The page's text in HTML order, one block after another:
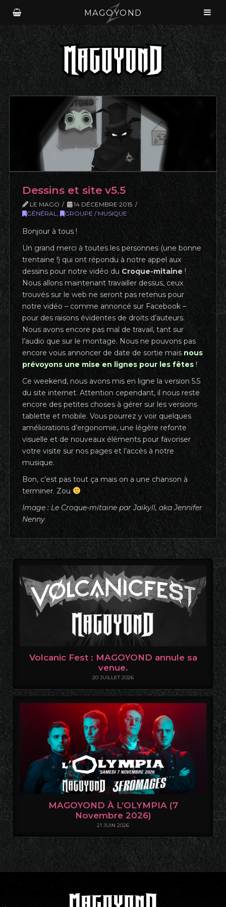
MAGOYOND
Dessins et site v5.5
LE MAGO
14 DÉCEMBRE 2015
GÉNÉRAL
GROUPE / MUSIQUE
Bonjour à tous !
Un grand merci à toutes les personnes (une bonne
trentaine !) qui ont répondu à notre appel aux
dessins pour notre vidéo du Croque-mitaine!
Nous allons maintenant travailler dessus, ceux
trouvés sur le web ne seront pas retenus pour
notre vidéo – comme annoncé sur Facebook –
pour des raisons évidentes de droits d’auteurs.
Nous avons encore pas mal de travail, tant sur
l’audio que sur le montage. Nous ne pouvons pas
encore vous annoncer de date de sortie mais nous
prévoyons une mise en lignes pour les fêtes!
Ce weekend, nous avons mis en ligne la version 5.5
du site internet. Attention cependant, il nous reste
encore des petites choses à gérer sur les versions
tablette et mobile. Vous pourrez y voir quelques
améliorations d’ergonomie, une légère refonte
visuelle et de nouveaux éléments pour favoriser
votre visite sur nos pages et l’accès à notre
musique.
Bon, c’est pas tout ça mais on a une chanson à
terminer. Zou
Image : Le Croque-mitaine par Jaikyll, aka Jennifer
Nenny
Volcanic Fest : MAGOYOND annule sa
venue.
20 JUILLET 2026
MAGOYOND À L’OLYMPIA (7
Novembre 2026)
21 JUIN 2026